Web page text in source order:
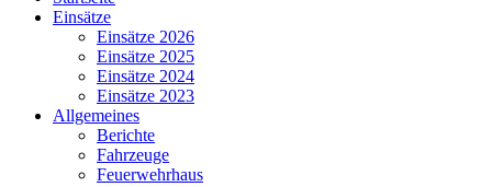
Einsätze
Einsätze 2026
Einsätze 2025
Einsätze 2024
Einsätze 2023
Allgemeines
Berichte
Fahrzeuge
Feuerwehrhaus